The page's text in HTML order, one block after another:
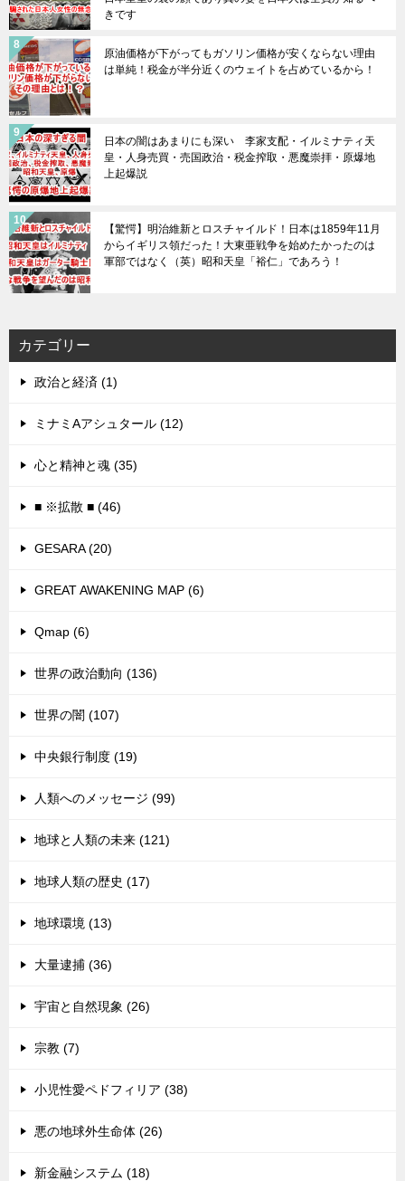
きです
原油価格が下がってもガソリン価格が安くならない理由
は単純！税金が半分近くのウェイトを占めているから！
日本の闇はあまりにも深い 李家支配・イルミナティ天
皇・人身売買・売国政治・税金搾取・悪魔崇拝・原爆地
上起爆説
【驚愕】明治維新とロスチャイルド！日本は1859年11月
からイギリス領だった！大東亜戦争を始めたかったのは
軍部ではなく（英）昭和天皇「裕仁」であろう！
カテゴリー
政治と経済 (1)
ミナミAアシュタール (12)
心と精神と魂 (35)
■ ※拡散 ■ (46)
GESARA (20)
GREAT AWAKENING MAP (6)
Qmap (6)
世界の政治動向 (136)
世界の闇 (107)
中央銀行制度 (19)
人類へのメッセージ (99)
地球と人類の未来 (121)
地球人類の歴史 (17)
地球環境 (13)
大量逮捕 (36)
宇宙と自然現象 (26)
宗教 (7)
小児性愛ペドフィリア (38)
悪の地球外生命体 (26)
新金融システム (18)